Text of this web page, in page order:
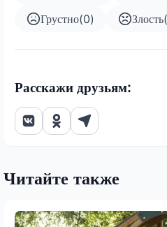
Грустно(0) Злость(
Расскажи друзьям:
Читайте также